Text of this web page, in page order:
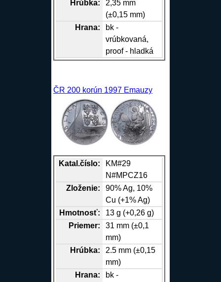
Hrúbka:
2,35 mm
(±0,15 mm)
Hrana:
bk -
vrúbkovaná,
proof - hladká
ČR 200 korún 1997 Emauzy
Katal.číslo:
KM#29
N#MPCZ16
Zloženie:
90%Ag, 10%
Cu (+1%Ag)
Hmotnosť:
13 g (+0,26 g)
Priemer:
31 mm (±0,1
mm)
Hrúbka:
2.5 mm (±0,15
mm)
Hrana: bk -